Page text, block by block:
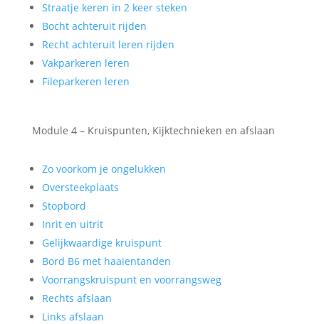
Straatje keren in 2 keer steken
Bocht achteruit rijden
Recht achteruit leren rijden
Vakparkeren leren
Fileparkeren leren
Module 4 – Kruispunten, Kijktechnieken en afslaan
Zo voorkom je ongelukken
Oversteekplaats
Stopbord
Inrit en uitrit
Gelijkwaardige kruispunt
Bord B6 met haaientanden
Voorrangskruispunt en voorrangsweg
Rechts afslaan
Links afslaan